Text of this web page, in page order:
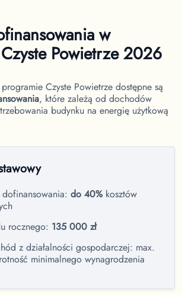
w
Powietrze 2026
Czyste Powietrze dostępne są
, które zależą od dochodów
budynku na energię użytkową
dofinansowania: do 40% kosztów
rocznego: 135 000 zł
z działalności gospodarczej: max.
minimalnego wynagrodzenia